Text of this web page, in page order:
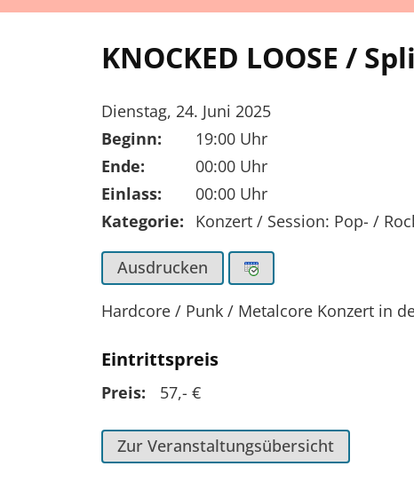
KNOCKED LOOSE /
Tag der Veranstaltung:
Dienstag, 24. Juni 2025
Beginn:
19:00 Uhr
Ende:
00:00 Uhr
Einlass:
00:00 Uhr
Kategorie:
Konzert / Session: Pop- /
Ausdrucken
Hardcore / Punk / Metalcore Konzert in
Eintrittspreis
Preis: 57,- €
Zur Veranstaltungsübersicht